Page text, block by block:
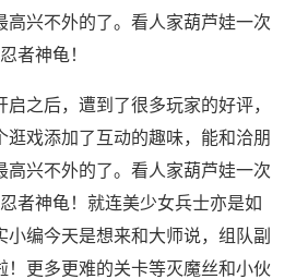
高兴不外的了。看人家葫芦娃一次
者神龟！
之后，遭到了很多玩家的好评，
逛戏添加了互动的趣味，能和洽朋
高兴不外的了。看人家葫芦娃一次
者神龟！就连美少女兵士亦是如
编今天是想来和大师说，组队副
！更多更难的关卡等灭魔丝和小伙